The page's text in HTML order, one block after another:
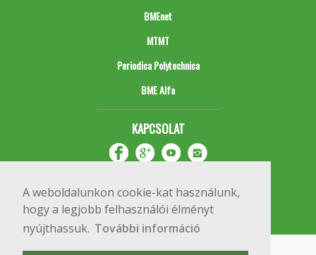
A weboldalunkon cookie-kat használunk,
hogy a legjobb felhasználói élményt
nyújthassuk. További információ
BMEnet
MTMT
Periodica Polytechnica
BME Alfa
KAPCSOLAT